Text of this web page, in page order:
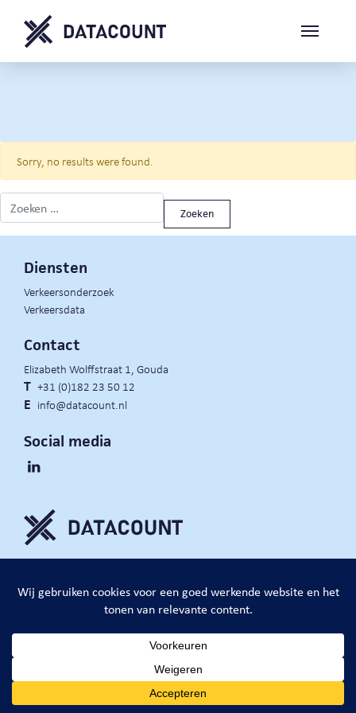
Sorry, no results were found.
Zoeken naar:
Diensten
Verkeersonderzoek
Verkeersdata
Contact
Elizabeth Wolffstraat 1, Gouda
T +31 (0)182 23 50 12
E info@datacount.nl
Social media
DataCount B.V.
privacy policy
algemene voorwaarden